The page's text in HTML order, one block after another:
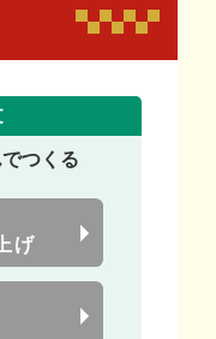
つくる
げ